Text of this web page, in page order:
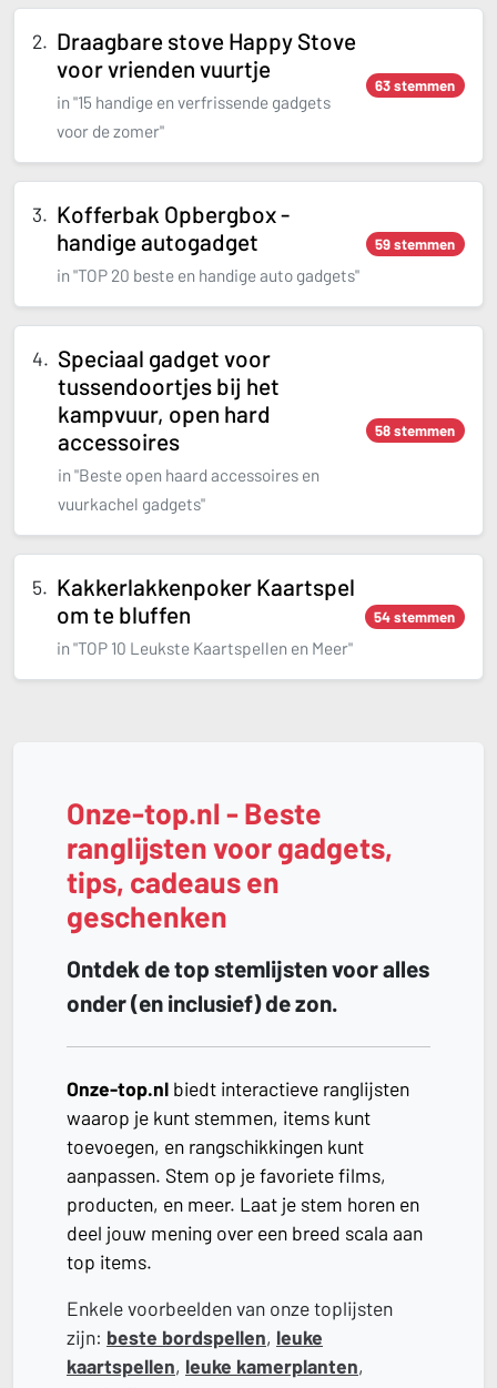
Draagbare stove Happy Stove
voor vrienden vuurtje
in "15 handige en verfrissende gadgets
voor de zomer"
63 stemmen
Kofferbak Opbergbox -
handige autogadget
in "TOP 20 beste en handige auto gadgets"
59 stemmen
Speciaal gadget voor
tussendoortjes bij het
kampvuur, open hard
accessoires
in "Beste open haard accessoires en
vuurkachel gadgets"
58 stemmen
Kakkerlakkenpoker Kaartspel
om te bluffen
in "TOP 10 Leukste Kaartspellen en Meer"
54 stemmen
Onze-top.nl - Beste
ranglijsten voor gadgets,
tips, cadeaus en
geschenken
Ontdek de top stemlijsten voor alles
onder (en inclusief) de zon.
Onze-top.nl biedt interactieve ranglijsten
waarop je kunt stemmen, items kunt
toevoegen, en rangschikkingen kunt
aanpassen. Stem op je favoriete films,
producten, en meer. Laat je stem horen en
deel jouw mening over een breed scala aan
top items.
Enkele voorbeelden van onze toplijsten
zijn: beste bordspellen, leuke
kaartspellen, leuke kamerplanten,